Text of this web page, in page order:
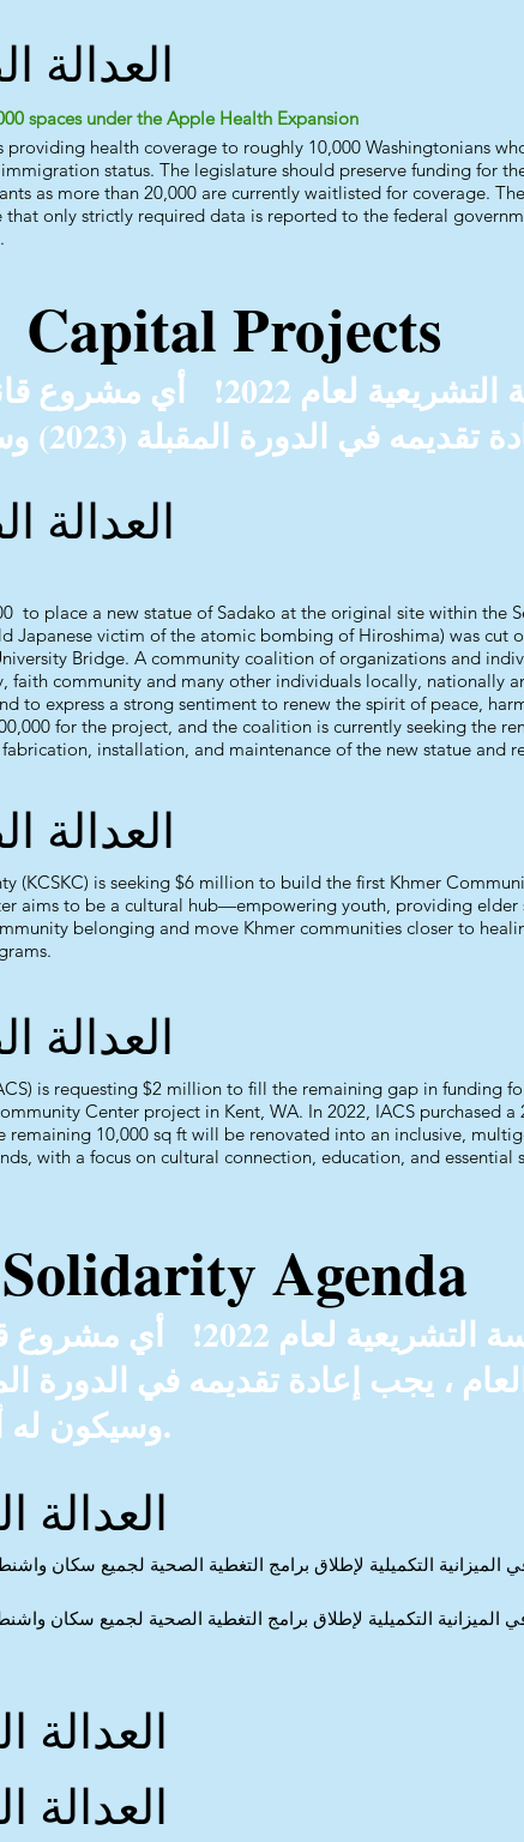
العدالة
spaces under the Apple Health Expansion
health coverage to roughly 10,000 Washingtonians
status. The legislature should preserve funding for
as more than 20,000 are currently waitlisted for coverage.
only strictly required data is reported to the federal
Capital Projects
انتهت الجلسة التشريعية
العدالة
to place a new statue of Sadako at the original site within the
Japanese victim of the atomic bombing of Hiroshima) was cut
Bridge. A community coalition of organizations and
faith community and many other individuals locally, nationally
to express a strong sentiment to renew the spirit of peace,
for the project, and the coalition is currently seeking the
installation, and maintenance of the new statue and
العدالة
(KCSKC) is seeking $6 million to build the first Khmer
aims to be a cultural hub—empowering youth, providing elder
belonging and move Khmer communities closer to
العدالة
is requesting $2 million to fill the remaining gap in funding
Center project in Kent, WA. In 2022, IACS purchased
remaining 10,000 sq ft will be renovated into an inclusive,
with a focus on cultural connection, education, and essential
Solidarity Agenda
انتهت الجلسة التشريعية لعام
وسيكون له أرقام جديدة.
العدالة
الميزانية التكميلية لإطلاق برامج التغطية الصحية لجميع سكان
الميزانية التكميلية لإطلاق برامج التغطية الصحية لجميع سكان
العدالة
العدالة